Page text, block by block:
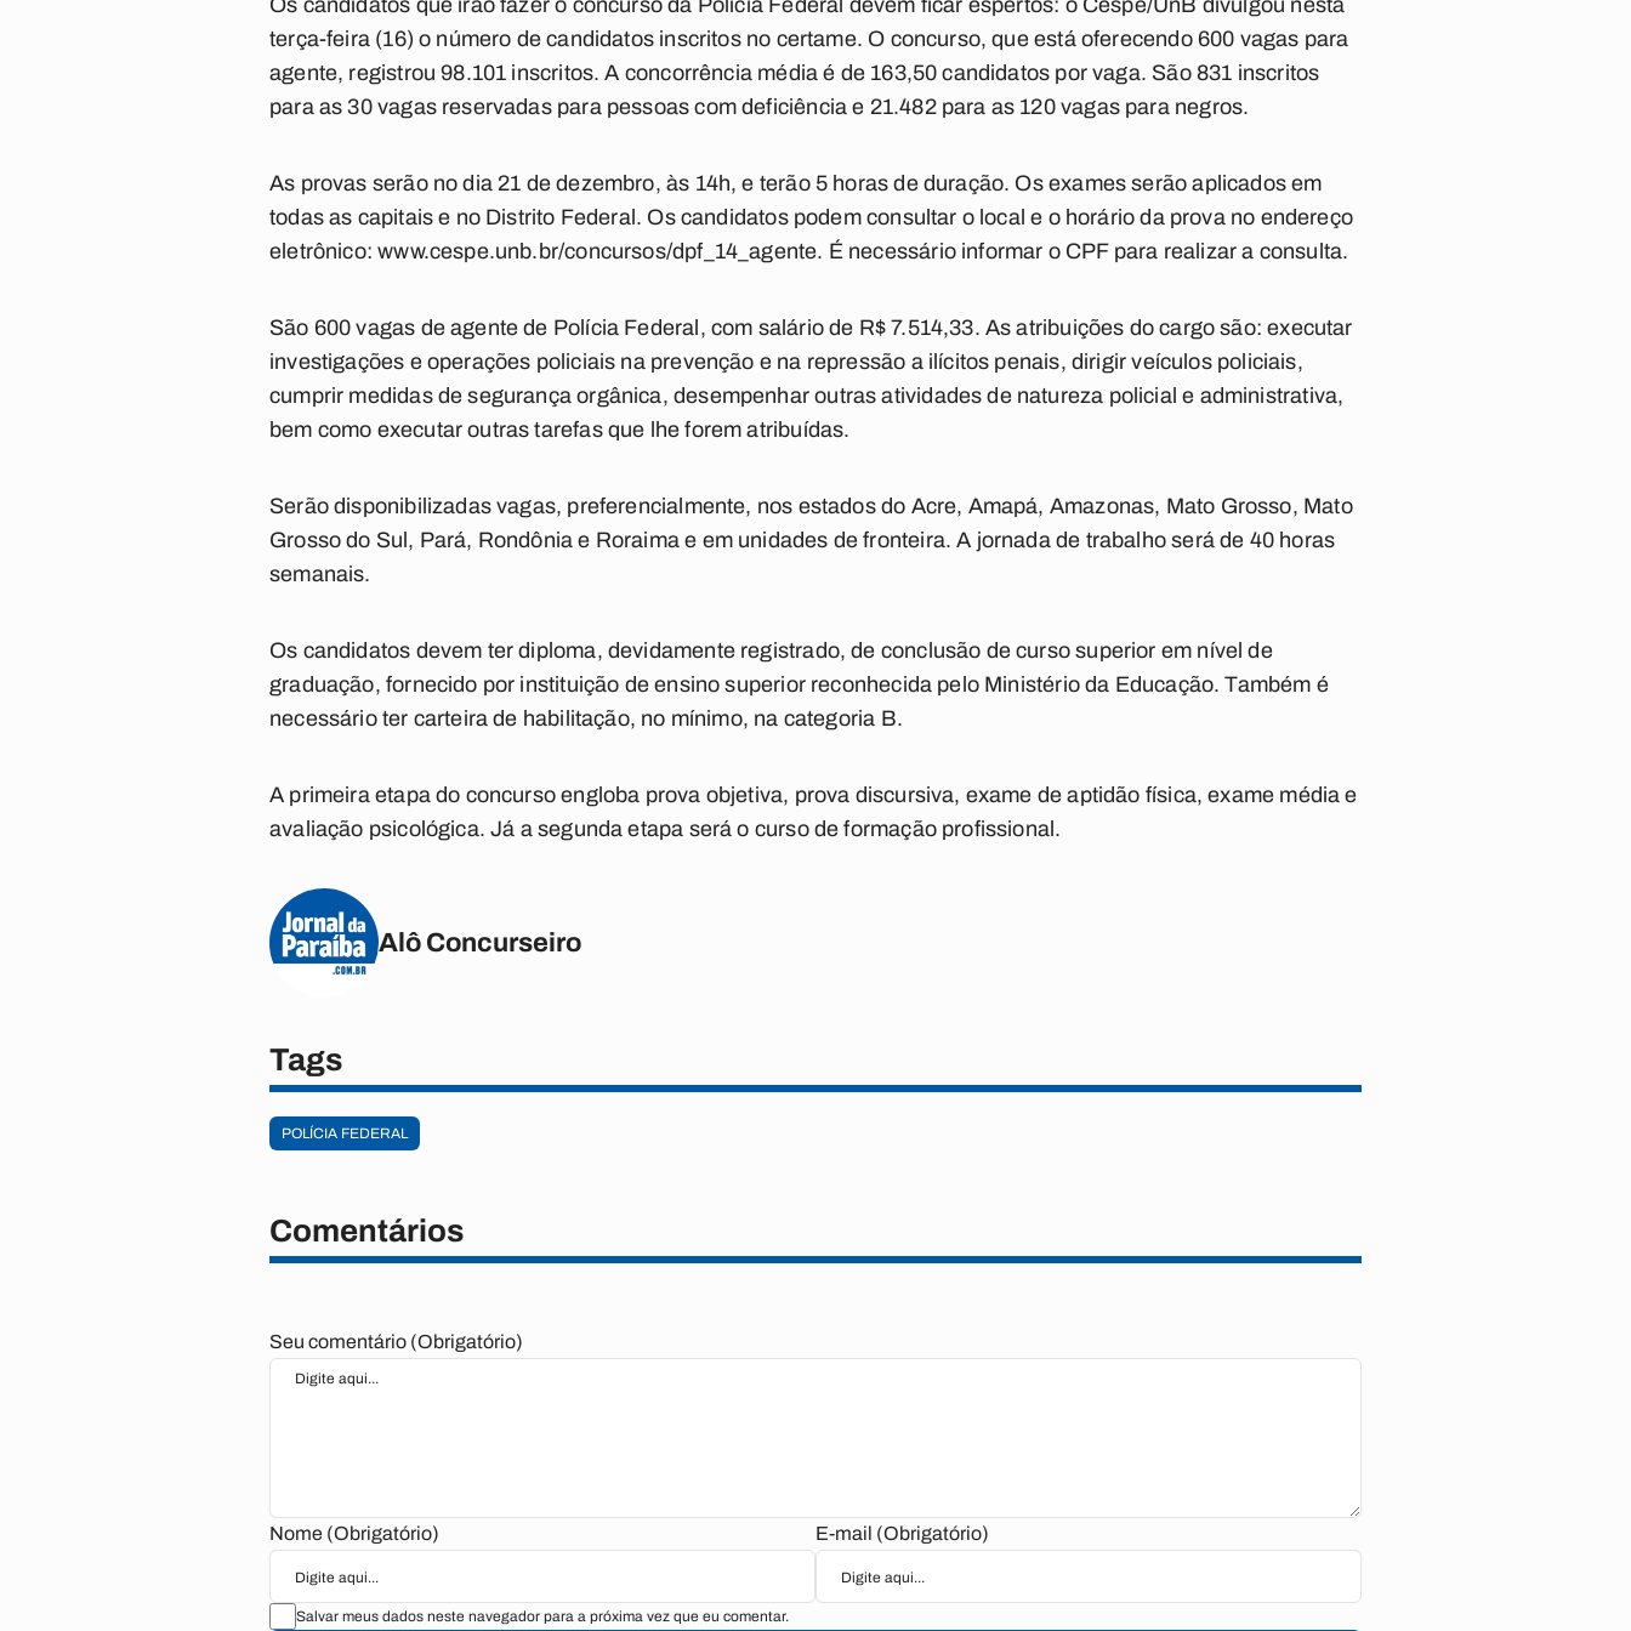
Os candidatos que irão fazer o concurso da Polícia Federal devem ficar espertos: o Cespe/UnB divulgou nesta
terça-feira (16) o número de candidatos inscritos no certame. O concurso, que está oferecendo 600 vagas para
agente, registrou 98.101 inscritos. A concorrência média é de 163,50 candidatos por vaga. São 831 inscritos
para as 30 vagas reservadas para pessoas com deficiência e 21.482 para as 120 vagas para negros.
As provas serão no dia 21 de dezembro, às 14h, e terão 5 horas de duração. Os exames serão aplicados em
todas as capitais e no Distrito Federal. Os candidatos podem consultar o local e o horário da prova no endereço
eletrônico: www.cespe.unb.br/concursos/dpf_14_agente. É necessário informar o CPF para realizar a consulta.
São 600 vagas de agente de Polícia Federal, com salário de R$ 7.514,33. As atribuições do cargo são: executar
investigações e operações policiais na prevenção e na repressão a ilícitos penais, dirigir veículos policiais,
cumprir medidas de segurança orgânica, desempenhar outras atividades de natureza policial e administrativa,
bem como executar outras tarefas que lhe forem atribuídas.
Serão disponibilizadas vagas, preferencialmente, nos estados do Acre, Amapá, Amazonas, Mato Grosso, Mato
Grosso do Sul, Pará, Rondônia e Roraima e em unidades de fronteira. A jornada de trabalho será de 40 horas
semanais.
Os candidatos devem ter diploma, devidamente registrado, de conclusão de curso superior em nível de
graduação, fornecido por instituição de ensino superior reconhecida pelo Ministério da Educação. Também é
necessário ter carteira de habilitação, no mínimo, na categoria B.
A primeira etapa do concurso engloba prova objetiva, prova discursiva, exame de aptidão física, exame média e
avaliação psicológica. Já a segunda etapa será o curso de formação profissional.
Alô Concurseiro
Tags
POLÍCIA FEDERAL
Comentários
Seu comentário (Obrigatório)
Nome (Obrigatório) E-mail (Obrigatório)
Salvar meus dados neste navegador para a próxima vez que eu comentar.